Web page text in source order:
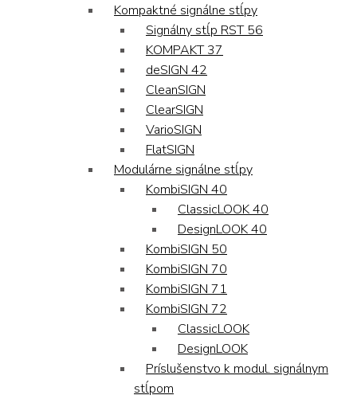
Kompaktné signálne stĺpy
Signálny stĺp RST 56
KOMPAKT 37
deSIGN 42
CleanSIGN
ClearSIGN
VarioSIGN
FlatSIGN
Modulárne signálne stĺpy
KombiSIGN 40
ClassicLOOK 40
DesignLOOK 40
KombiSIGN 50
KombiSIGN 70
KombiSIGN 71
KombiSIGN 72
ClassicLOOK
DesignLOOK
Príslušenstvo k modul. signálnym
stĺpom